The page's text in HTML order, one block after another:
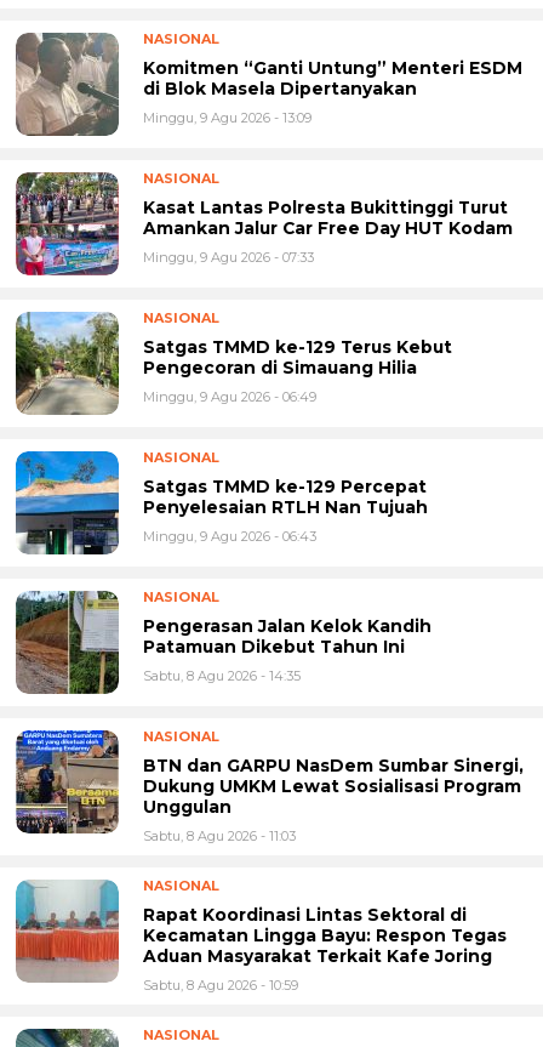
NASIONAL
Komitmen “Ganti Untung” Menteri ESDM
di Blok Masela Dipertanyakan
Minggu, 9 Agu 2026 - 13:09
NASIONAL
Kasat Lantas Polresta Bukittinggi Turut
Amankan Jalur Car Free Day HUT Kodam
Minggu, 9 Agu 2026 - 07:33
NASIONAL
Satgas TMMD ke-129 Terus Kebut
Pengecoran di Simauang Hilia
Minggu, 9 Agu 2026 - 06:49
NASIONAL
Satgas TMMD ke-129 Percepat
Penyelesaian RTLH Nan Tujuah
Minggu, 9 Agu 2026 - 06:43
NASIONAL
Pengerasan Jalan Kelok Kandih
Patamuan Dikebut Tahun Ini
Sabtu, 8 Agu 2026 - 14:35
NASIONAL
BTN dan GARPU NasDem Sumbar Sinergi,
Dukung UMKM Lewat Sosialisasi Program
Unggulan
Sabtu, 8 Agu 2026 - 11:03
NASIONAL
Rapat Koordinasi Lintas Sektoral di
Kecamatan Lingga Bayu: Respon Tegas
Aduan Masyarakat Terkait Kafe Joring
Sabtu, 8 Agu 2026 - 10:59
NASIONAL